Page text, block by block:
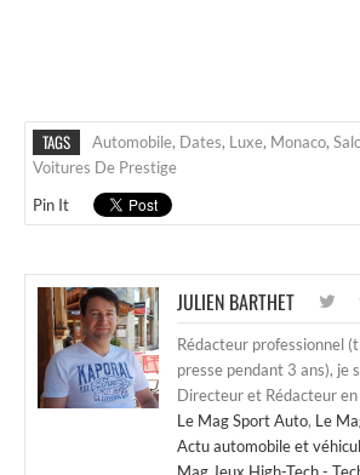
TAGS Automobile, Dates, Luxe, Monaco,
Voitures De Prestige
Pin It
JULIEN BARTHET
Rédacteur professionnel
presse pendant 3 ans), je
Directeur et Rédacteur
Le Mag Sport Auto, Le
Actu automobile et